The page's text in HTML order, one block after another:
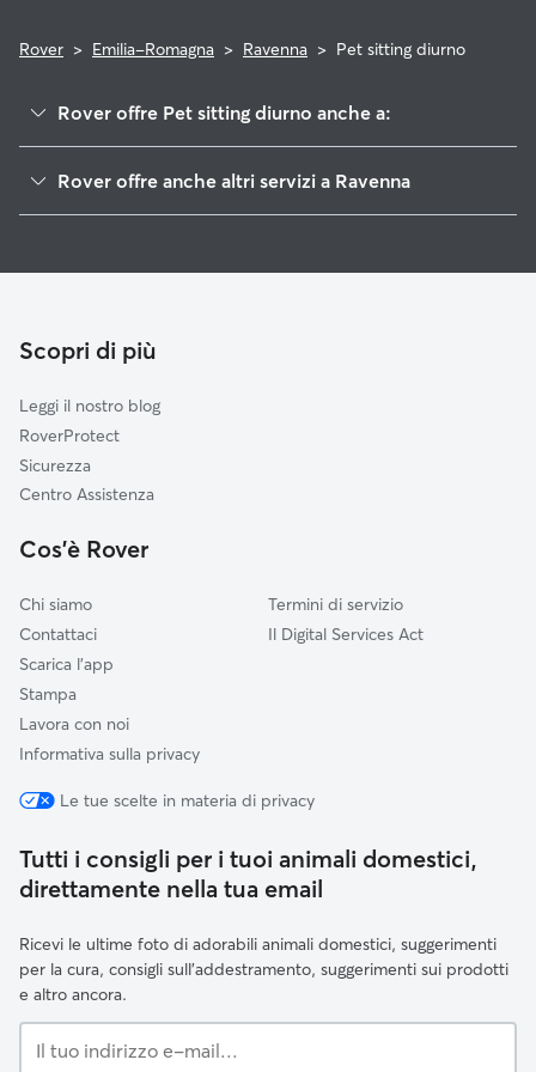
Rover > Emilia-Romagna > Ravenna > Pet sitting diurno
Rover offre Pet sitting diurno anche a:
Bologna
Pesaro e Urbino
Firenze
Prato
Arezzo
Venezia
Rover offre anche altri servizi a Ravenna
Passeggiata Cani a Ravenna
Scopri di più
Leggi il nostro blog
RoverProtect
Sicurezza
Centro Assistenza
Cos'è Rover
Chi siamo
Contattaci
Scarica l'app
Stampa
Lavora con noi
Informativa sulla privacy
Termini di servizio
Il Digital Services Act
Le tue scelte in materia di privacy
Tutti i consigli per i tuoi animali domestici,
direttamente nella tua email
Ricevi le ultime foto di adorabili animali domestici, suggerimenti
per la cura, consigli sull'addestramento, suggerimenti sui prodotti
e altro ancora.
tuo